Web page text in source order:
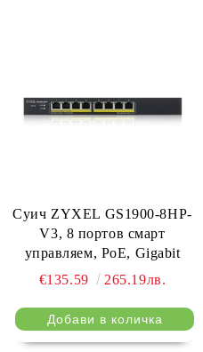
Суич ZYXEL GS1900-8HP-
V3, 8 портов смарт
управляем, PoE, Gigabit
€135.59
265.19лв.